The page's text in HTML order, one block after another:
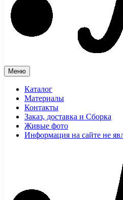
Меню
Каталог
Материалы
Контакты
Заказ, доставка и Сборка
Живые фото
Информация на сайте не